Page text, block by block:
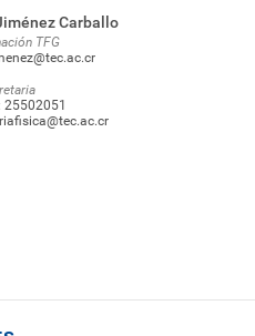
Carballo
TFG
25502051